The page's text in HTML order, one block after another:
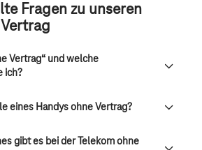
Fragen zu unseren
Vertrag“ und welche
ich?
eines Handys ohne Vertrag?
gibt es bei der Telekom ohne